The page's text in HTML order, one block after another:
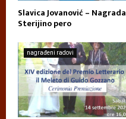
Slavica Jovanović – Nagrada
Sterijino pero
nagrađeni radovi